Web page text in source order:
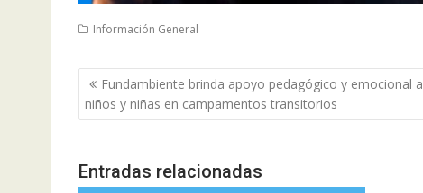
Información General
Navegación
de
entradas
Fundambiente brinda apoyo pedagógico y emocional a
niños y niñas en campamentos transitorios
Entradas relacionadas